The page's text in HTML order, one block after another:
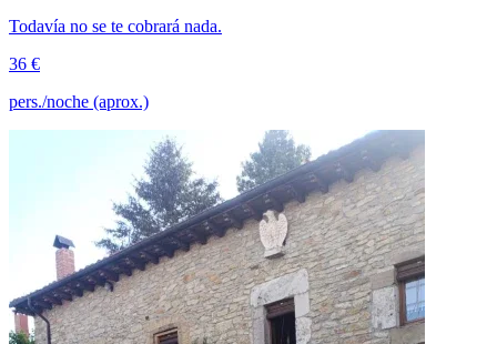
Todavía no se te cobrará nada.
36 €
pers./noche (aprox.)